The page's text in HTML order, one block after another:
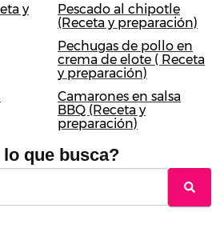
y
Pescado al chipotle
(Receta y preparación)
Pechugas de pollo en
crema de elote ( Receta
y preparación)
Camarones en salsa
BBQ (Receta y
preparación)
que busca?